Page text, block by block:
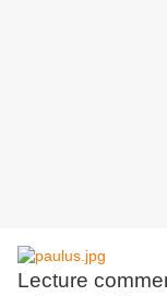
Lecture